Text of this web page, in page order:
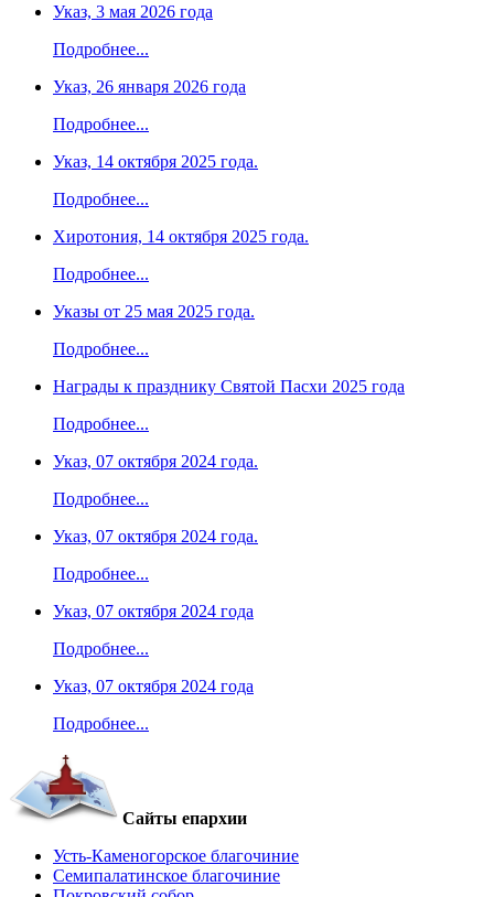
Указ, 3 мая 2026 года
Подробнее...
Указ, 26 января 2026 года
Подробнее...
Указ, 14 октября 2025 года.
Подробнее...
Хиротония, 14 октября 2025 года.
Подробнее...
Указы от 25 мая 2025 года.
Подробнее...
Награды к празднику Святой Пасхи 2025 года
Подробнее...
Указ, 07 октября 2024 года.
Подробнее...
Указ, 07 октября 2024 года.
Подробнее...
Указ, 07 октября 2024 года
Подробнее...
Указ, 07 октября 2024 года
Подробнее...
Сайты епархии
Усть-Каменогорское благочиние
Семипалатинское благочиние